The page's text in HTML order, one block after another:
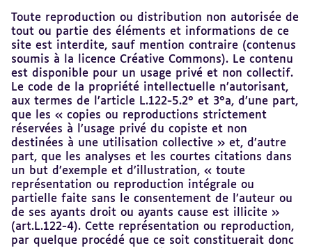
Toute reproduction ou distribution non autorisée de
tout ou partie des éléments et informations de ce
site est interdite, sauf mention contraire (contenus
soumis à la licence Créative Commons). Le contenu
est disponible pour un usage privé et non collectif.
Le code de la propriété intellectuelle n’autorisant,
aux termes de l’article L.122-5.2° et 3°a, d’une part,
que les « copies ou reproductions strictement
réservées à l’usage privé du copiste et non
destinées à une utilisation collective » et, d’autre
part, que les analyses et les courtes citations dans
un but d’exemple et d’illustration, « toute
représentation ou reproduction intégrale ou
partielle faite sans le consentement de l’auteur ou
de ses ayants droit ou ayants cause est illicite »
(art.L.122-4). Cette représentation ou reproduction,
par quelque procédé que ce soit constituerait donc